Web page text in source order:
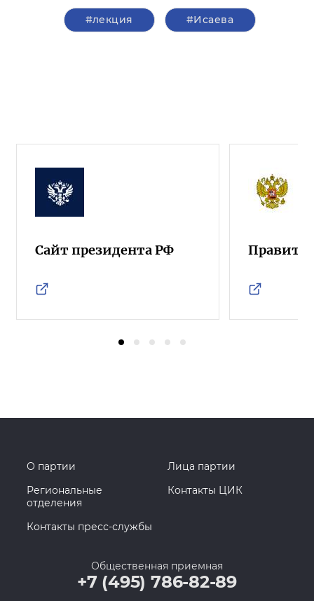
#лекция #Исаева
Сайт президента РФ
О партии
Лица партии
Региональные
отделения
Контакты ЦИК
Контакты пресс-службы
Общественная приемная
+7 (495) 786-82-89